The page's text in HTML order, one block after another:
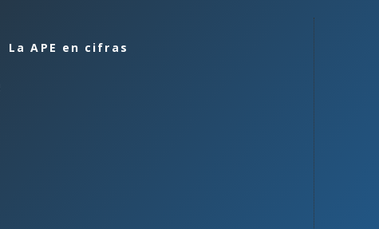
La APE en cifras